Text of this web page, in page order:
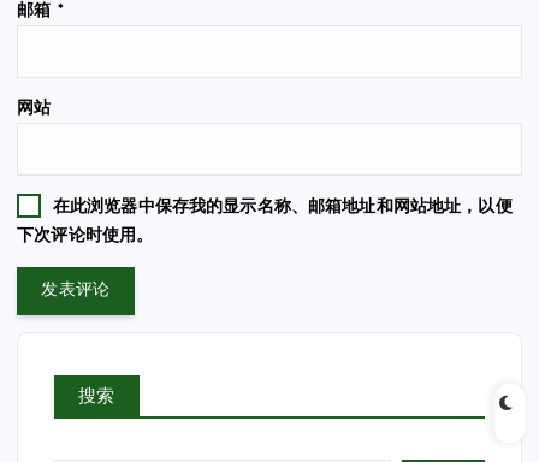
邮箱 *
网站
在此浏览器中保存我的显示名称、邮箱地址和网站地址，以便
下次评论时使用。
搜索